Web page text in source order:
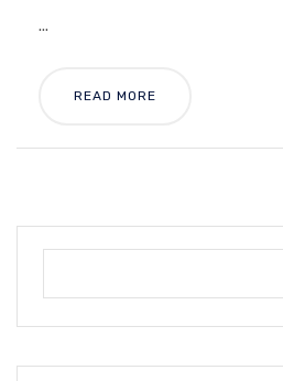
...
READ MORE